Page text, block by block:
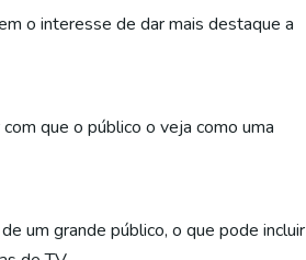
o interesse de dar mais destaque a
que o público o veja como uma
um grande público, o que pode incluir